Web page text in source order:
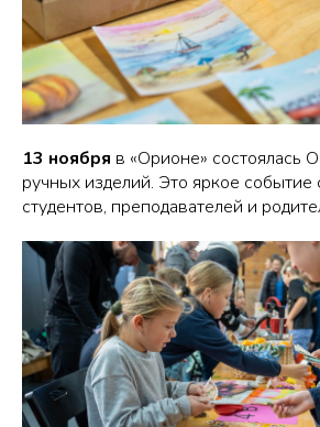
13 ноября в «Орионе» состоялась
ручных изделий. Это яркое событие
студентов, преподавателей и